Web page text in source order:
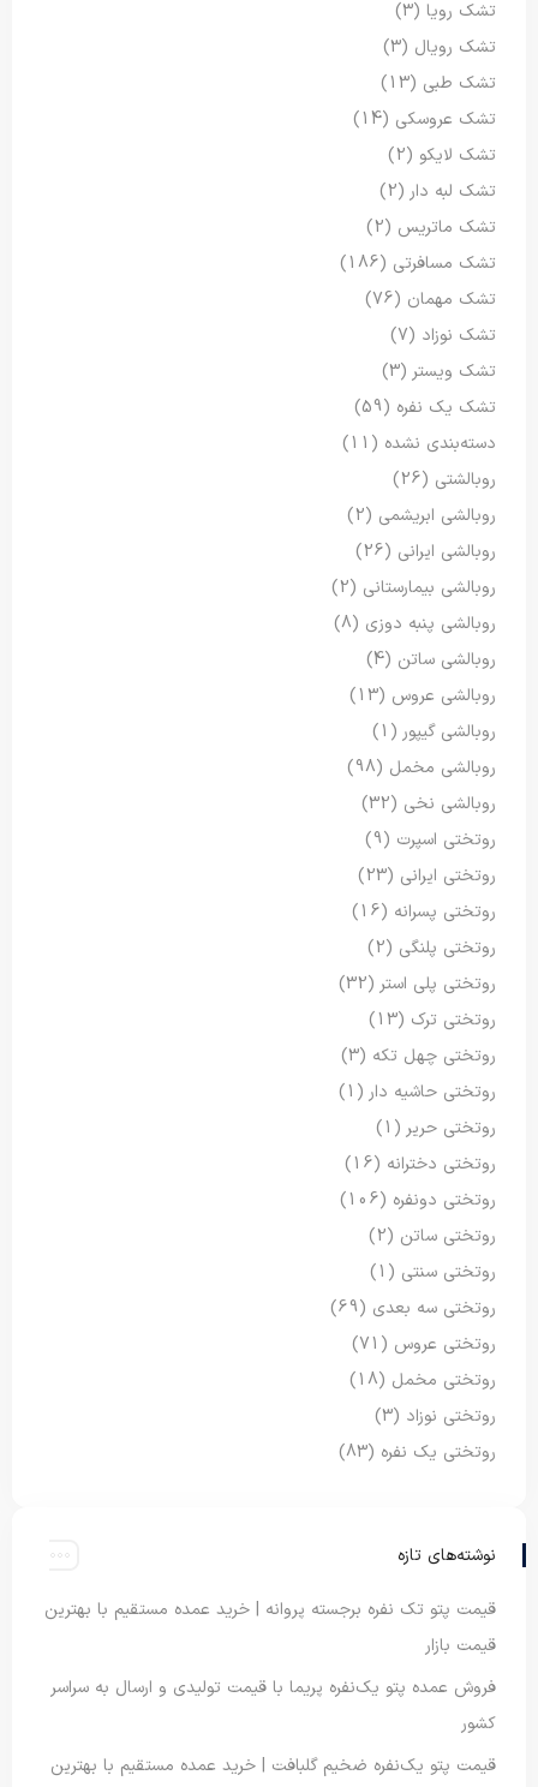
تشک رویا (3)
تشک رویال (3)
تشک طبی (13)
تشک عروسکی (14)
تشک لایکو (2)
تشک لبه دار (2)
تشک ماتریس (2)
تشک مسافرتی (186)
تشک مهمان (76)
تشک نوزاد (7)
تشک ویستر (3)
تشک یک نفره (59)
دسته‌بندی نشده (11)
روبالشتی (26)
روبالشی ابریشمی (2)
روبالشی ایرانی (26)
روبالشی بیمارستانی (2)
روبالشی پنبه دوزی (8)
روبالشی ساتن (4)
روبالشی عروس (13)
روبالشی گیپور (1)
روبالشی مخمل (98)
روبالشی نخی (32)
روتختی اسپرت (9)
روتختی ایرانی (23)
روتختی پسرانه (16)
روتختی پلنگی (2)
روتختی پلی استر (32)
روتختی ترک (13)
روتختی چهل تکه (3)
روتختی حاشیه دار (1)
روتختی حریر (1)
روتختی دخترانه (16)
روتختی دونفره (106)
روتختی ساتن (2)
روتختی سنتی (1)
روتختی سه بعدی (69)
روتختی عروس (71)
روتختی مخمل (18)
روتختی نوزاد (3)
روتختی یک نفره (83)
نوشته‌های تازه
قیمت پتو تک نفره برجسته پروانه | خرید عمده مستقیم با بهترین
قیمت بازار
فروش عمده پتو یک‌نفره پریما با قیمت تولیدی و ارسال به سراسر
کشور
قیمت پتو یک‌نفره ضخیم گلبافت | خرید عمده مستقیم با بهترین